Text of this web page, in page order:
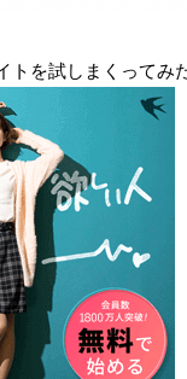
トを試しまくってみ